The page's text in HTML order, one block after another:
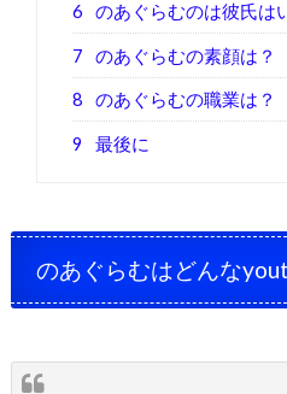
6 のあぐらむのは彼氏は
7 のあぐらむの素顔は？
8 のあぐらむの職業は？
9 最後に
のあぐらむはどんな